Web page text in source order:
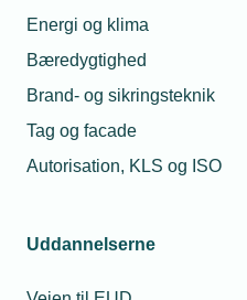
Energi og klima
Bæredygtighed
Brand- og sikringsteknik
Tag og facade
Autorisation, KLS og ISO
Uddannelserne
16. oktober 2023
Danske virksomheder har
De små og mellemstore
på den digitale sikkerhed,